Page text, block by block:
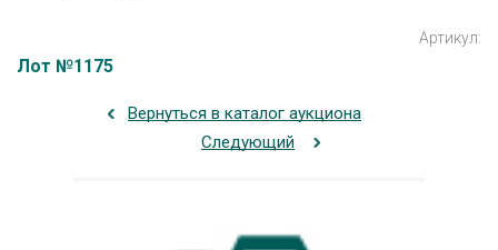
Вернуться в каталог аукциона
Следующий
Лот №1175
Артикул: